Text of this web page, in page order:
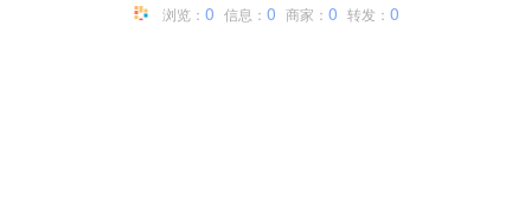
浏览： 0 信息： 0 商家： 0 转发： 0